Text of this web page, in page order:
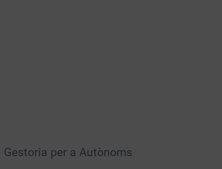
Gestoria per a Autònoms